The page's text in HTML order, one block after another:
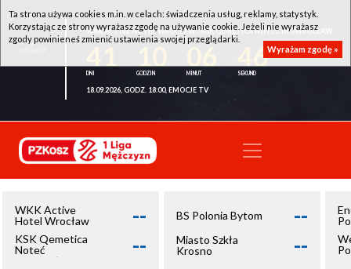
WKK ACTIVE HOTEL WROCŁAW - KSK QEMETICA NOTEĆ INOWROCŁAW
45
18.09.2026, GODZ. 18:00, EMOCJE TV
WKK Active
Hotel Wrocław
--
KSK Qemetica
Noteć
Inowrocław
--
BS Polonia Bytom --
Miasto Szkła
Krosno
--
Ta strona używa cookies m.in. w celach: świadczenia usług, reklamy, statystyk.
Korzystając ze strony wyrażasz zgodę na używanie cookie. Jeżeli nie wyrażasz
zgody powinieneś zmienić ustawienia swojej przeglądarki.
Wyrażam zgodę »